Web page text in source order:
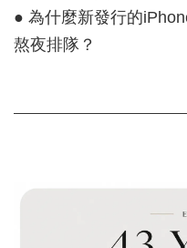
● 為什麼新發行的
熬夜排隊？